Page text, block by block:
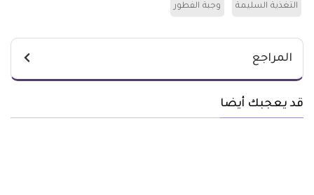
التغذية السليمة وجبة الفطور
المراجع
قد يعجبك أيضا